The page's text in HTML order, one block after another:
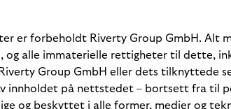
er forbeholdt Riverty Group GmbH.
og alle immaterielle rettigheter til dette,
Group GmbH eller dets tilknyttede
innholdet på nettstedet – bortsett fra til
og beskyttet i alle former, medier og